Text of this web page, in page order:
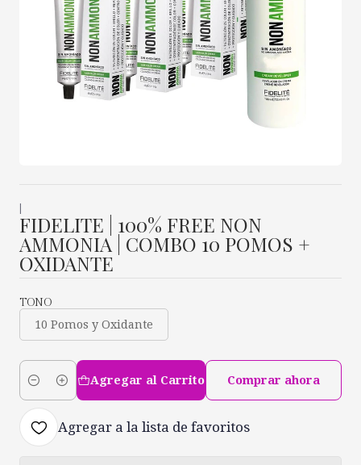
FIDELITE | 100% FREE NON
AMMONIA | COMBO 10 POMOS +
OXIDANTE
TONO
10 Pomos y Oxidante
Cantidad
Agregar al Carrito Comprar ahora
Agregar a la lista de favoritos